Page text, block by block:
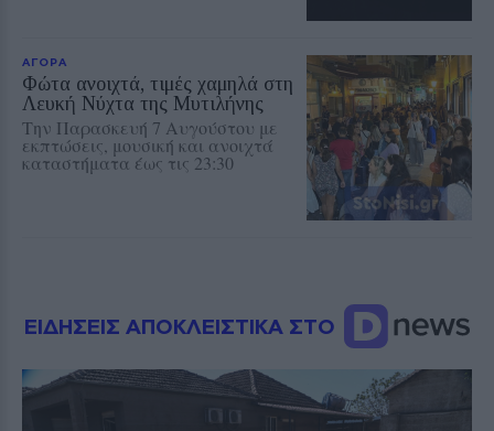
ΑΓΟΡΑ
Φώτα ανοιχτά, τιμές χαμηλά στη
Λευκή Νύχτα της Μυτιλήνης
Την Παρασκευή 7 Αυγούστου με
εκπτώσεις, μουσική και ανοιχτά
καταστήματα έως τις 23:30
ΕΙΔΗΣΕΙΣ ΑΠΟΚΛΕΙΣΤΙΚΑ ΣΤΟ